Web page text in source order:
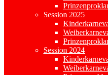
Session 2025
Session 2024